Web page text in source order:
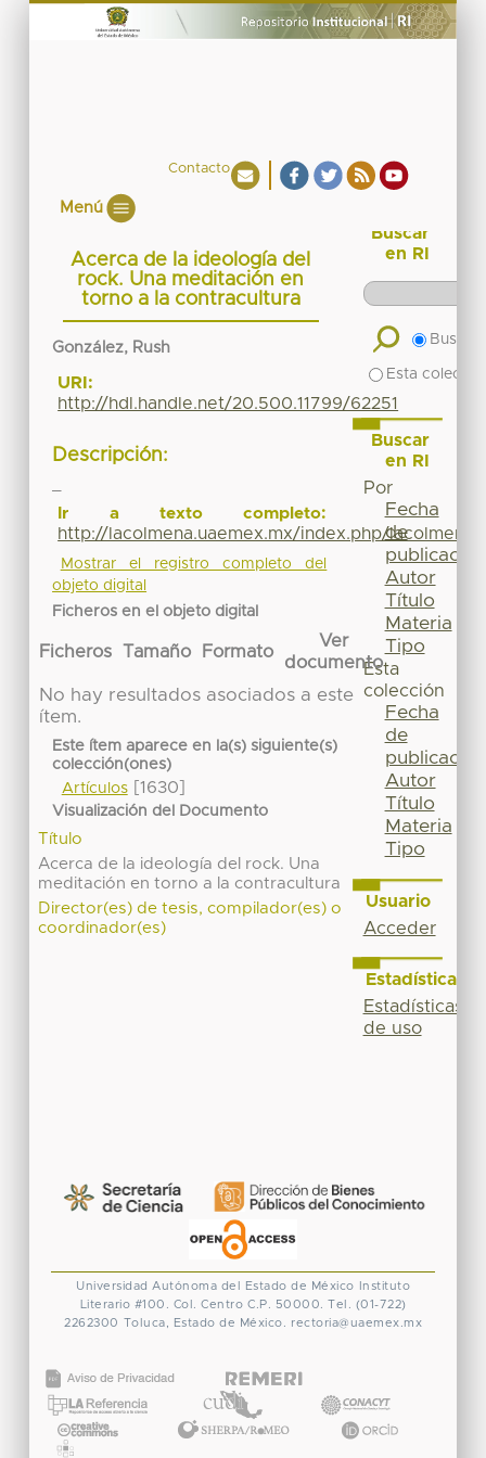
Contacto
Menú
Acerca de la ideología del
rock. Una meditación en
torno a la contracultura
González, Rush
URI:
http://hdl.handle.net/20.500.11799/62251
Descripción:
Ir a texto completo:
http://lacolmena.uaemex.mx/index.php/
Mostrar el registro completo del
objeto digital
Ficheros en el objeto digital
Ficheros Tamaño Formato
Ver
documento
No hay resultados asociados a este
ítem.
Este ítem aparece en la(s) siguiente(s)
colección(ones)
Artículos[1630]
Visualización del Documento
Título
Acerca de la ideología del rock. Una
meditación en torno a la contracultura
Director(es) de tesis, compilador(es) o
coordinador(es)
Buscar
en RI
Buscar
Esta
Buscar
en RI
Por
Fecha
de
publicación
Autor
Título
Materia
Tipo
Esta
colección
Fecha
de
publicación
Autor
Título
Materia
Tipo
Usuario
Acceder
Estadísticas
Estadísticas
de uso
Universidad Autónoma del Estado de México
Instituto
Literario #100. Col. Centro C.P. 50000. Tel. (01-722)
2262300 Toluca, Estado de México. rectoria@uaemex.mx